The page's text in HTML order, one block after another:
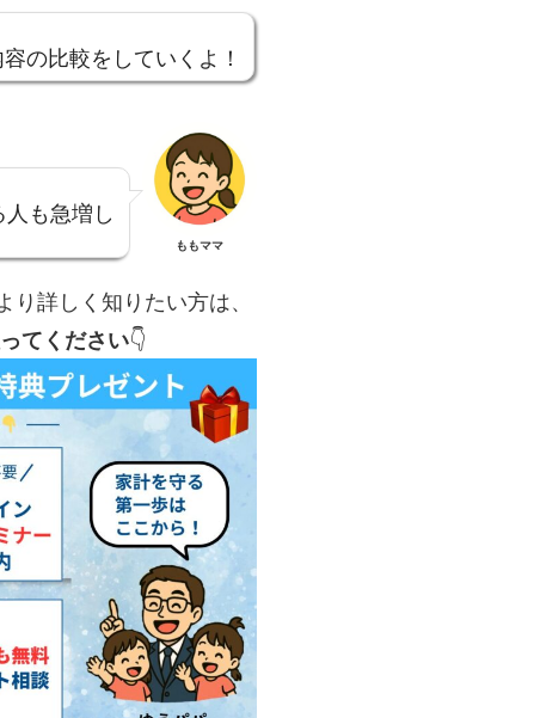
の比較をしていくよ！
も急増し
ももママ
詳しく知りたい方は、
てください👇